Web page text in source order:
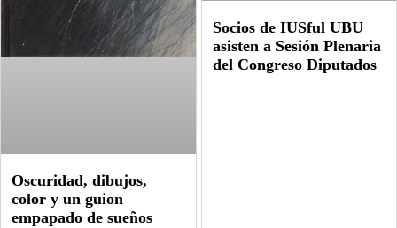
Oscuridad, dibujos,
color y un guion
empapado de sueños
Socios de IUSful UBU
asisten a Sesión Plenaria
del Congreso Diputados